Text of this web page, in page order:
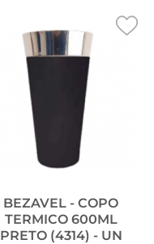
BEZAVEL - COPO
TERMICO 600ML
PRETO (4314) - UN